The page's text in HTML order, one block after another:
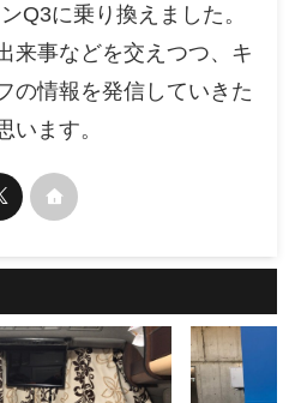
Q3に乗り換えました。
来事などを交えつつ、キ
の情報を発信していきた
います。